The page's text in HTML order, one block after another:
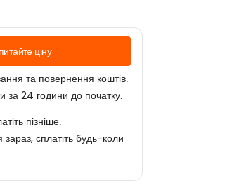
ціну
та повернення коштів.
за 24 години до початку.
пізніше.
сплатіть будь-коли